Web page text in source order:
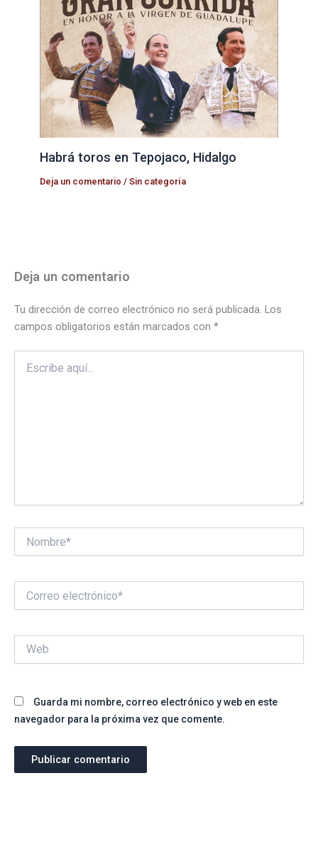
Habrá toros en Tepojaco, Hidalgo
Deja un comentario /Sin categoría
Deja un comentario
Tu dirección de correo electrónico no será publicada. Los
campos obligatorios están marcados con *
aquí...
electrónico*
Guarda mi nombre, correo electrónico y web en este
navegador para la próxima vez que comente.